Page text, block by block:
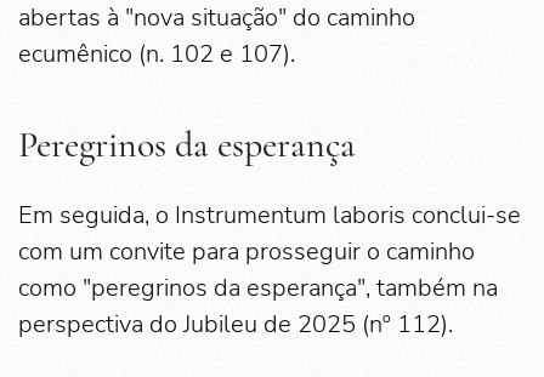
abertas à "nova situação" do caminho
ecumênico (n. 102 e 107).
Peregrinos da esperança
Em seguida, o Instrumentum laboris conclui-se
com um convite para prosseguir o caminho
como "peregrinos da esperança", também na
perspectiva do Jubileu de 2025 (nº 112).